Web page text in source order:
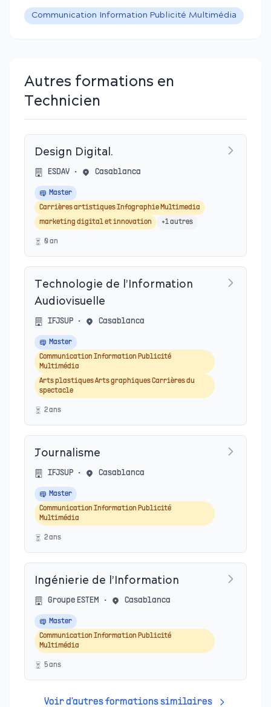
Communication Information Publicité Multimédia
Autres formations en
Technicien
Design Digital.
ESDAV • Casablanca
Master
Carrières artistiques Infographie Multimedia
marketing digital et innovation
+1autres
0an
Technologie de l’Information
Audiovisuelle
IFJSUP • Casablanca
Master
Communication Information Publicité
Multimédia
Arts plastiques Arts graphiques Carrières du
spectacle
2ans
Journalisme
IFJSUP • Casablanca
Master
Communication Information Publicité
Multimédia
2ans
Ingénierie de l’Information
Groupe ESTEM • Casablanca
Master
Communication Information Publicité
Multimédia
5ans
Voir d'autres formations similaires